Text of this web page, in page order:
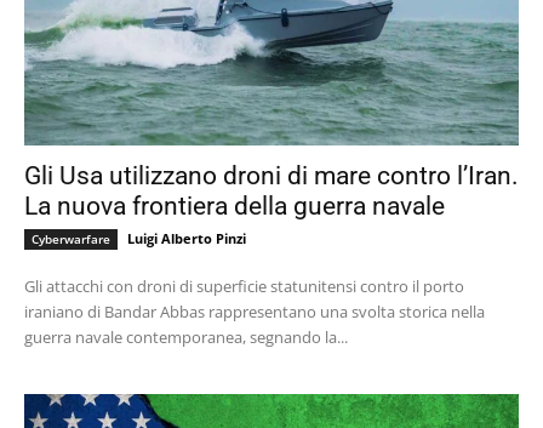
Gli Usa utilizzano droni di mare contro l’Iran.
La nuova frontiera della guerra navale
Cyberwarfare Luigi Alberto Pinzi
Gli attacchi con droni di superficie statunitensi contro il porto
iraniano di Bandar Abbas rappresentano una svolta storica nella
guerra navale contemporanea, segnando la...